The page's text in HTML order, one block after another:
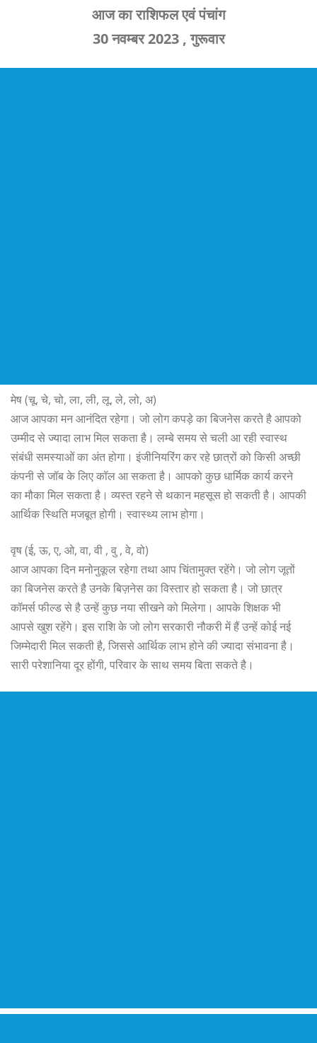
आज का राशिफल एवं पंचांग
30 नवम्बर 2023 , गुरूवार
मेष (चू, चे, चो, ला, ली, लू, ले, लो, अ)
आज आपका मन आनंदित रहेगा। जो लोग कपड़े का बिजनेस करते है आपको
उम्मीद से ज्यादा लाभ मिल सकता है। लम्बे समय से चली आ रही स्वास्थ
संबंधी समस्याओं का अंत होगा। इंजीनियरिंग कर रहे छात्रों को किसी अच्छी
कंपनी से जॉब के लिए कॉल आ सकता है। आपको कुछ धार्मिक कार्य करने
का मौका मिल सकता है। व्यस्त रहने से थकान महसूस हो सकती है। आपकी
आर्थिक स्थिति मजबूत होगी। स्वास्थ्य लाभ होगा।
वृष (ई, ऊ, ए, ओ, वा, वी , वु , वे, वो)
आज आपका दिन मनोनुकूल रहेगा तथा आप चिंतामुक्त रहेंगे। जो लोग जूतों
का बिजनेस करते है उनके बिज़नेस का विस्तार हो सकता है। जो छात्र
कॉमर्स फील्ड से है उन्हें कुछ नया सीखने को मिलेगा। आपके शिक्षक भी
आपसे खुश रहेंगे। इस राशि के जो लोग सरकारी नौकरी में हैं उन्हें कोई नई
जिम्मेदारी मिल सकती है, जिससे आर्थिक लाभ होने की ज्यादा संभावना है।
सारी परेशानिया दूर होंगी, परिवार के साथ समय बिता सकते है।